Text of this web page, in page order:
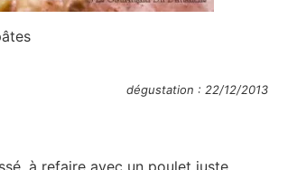
dégustation : 22/12/2013